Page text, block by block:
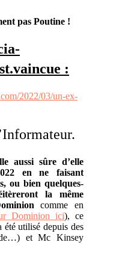
pas Poutine !
e :
2022/03/un-ex-
aussi sûre d’elle
en ne faisant
ou bien quelques-
la même
comme en
Dominion ici), ce
été utilisé depuis des
et Mc Kinsey